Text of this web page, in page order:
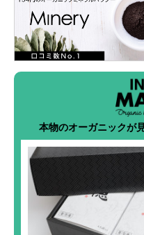
本物のオーガニックが